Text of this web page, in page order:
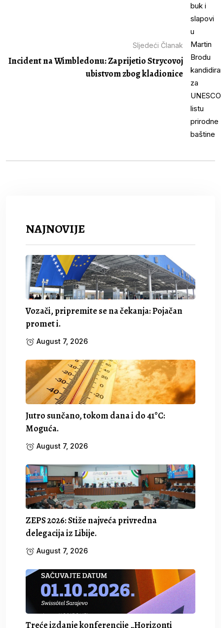
Sljedeći Članak
Incident na Wimbledonu: Zaprijetio Strycovoj
ubistvom zbog kladionice
NAJNOVIJE
Vozači, pripremite se na čekanja: Pojačan
promet i.
August 7, 2026
Jutro sunčano, tokom dana i do 41°C:
Moguća.
August 7, 2026
ZEPS 2026: Stiže najveća privredna
delegacija iz Libije.
August 7, 2026
Treće izdanje konferencije „Horizonti